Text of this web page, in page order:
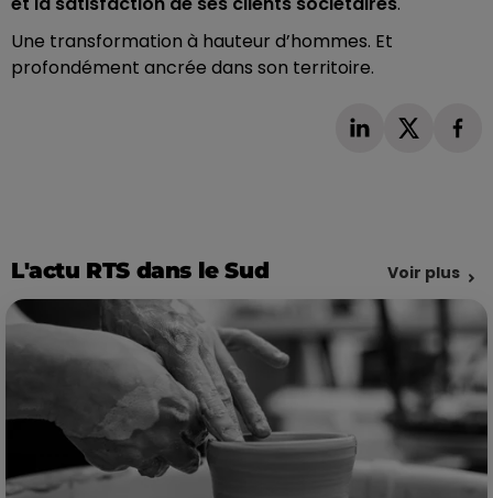
Une transformation à hauteur d’hommes. Et
profondément ancrée dans son territoire.
L'actu RTS dans le Sud Voir plus